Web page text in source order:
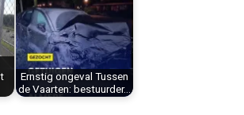
Ernstig ongeval Tussen
de Vaarten: bestuurder…